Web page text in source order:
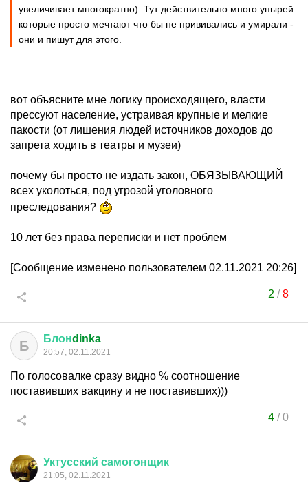
увеличивает многократно). Тут действительно много упырей
которые просто мечтают что бы не прививались и умирали -
они и пишут для этого.
вот объясните мне логику происходящего, власти
прессуют население, устраивая крупные и мелкие
пакости (от лишения людей источников доходов до
запрета ходить в театры и музеи)
почему бы просто не издать закон, ОБЯЗЫВАЮЩИЙ
всех уколоться, под угрозой уголовного
преследования?
10 лет без права переписки и нет проблем
[Сообщение изменено пользователем 02.11.2021 20:26]
2 /8
Б Блонdinka
20:57, 02.11.2021
По голосовалке сразу видно % соотношение
поставивших вакцину и не поставивших)))
4/0
Уктусский самогонщик
21:05, 02.11.2021